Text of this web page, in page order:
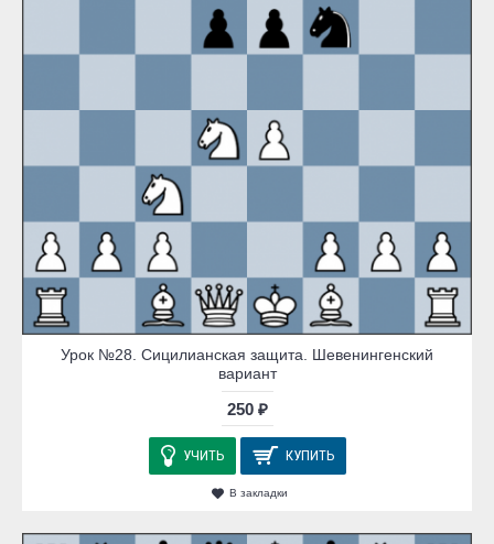
Урок №28. Сицилианская защита. Шевенингенский
вариант
250 ₽
УЧИТЬ КУПИТЬ
В закладки